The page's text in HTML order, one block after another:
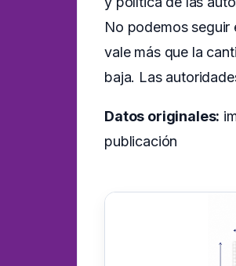
No podemos seguir
vale más que la
baja. Las
Datos originales:
publicación